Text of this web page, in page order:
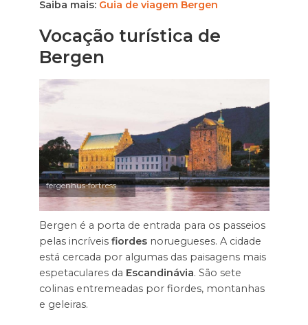
Saiba mais: Guia de viagem Bergen
Vocação turística de
Bergen
fergenhus-fortress
Bergen é a porta de entrada para os passeios
pelas incríveis fiordes noruegueses. A cidade
está cercada por algumas das paisagens mais
espetaculares da Escandinávia. São sete
colinas entremeadas por fiordes, montanhas
e geleiras.